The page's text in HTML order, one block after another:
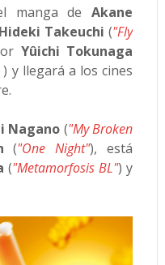
manga deAkane
Hideki Takeuchi ("Fly
Yûichi Tokunaga
) y llegará a los cines
Nagano ("My Broken
("One Night"), está
("Metamorfosis BL") y